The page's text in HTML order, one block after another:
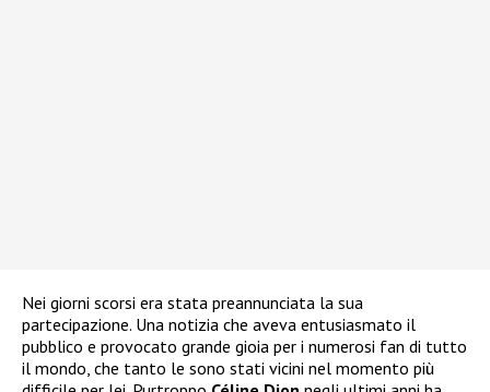
Nei giorni scorsi era stata preannunciata la sua
partecipazione. Una notizia che aveva entusiasmato il
pubblico e provocato grande gioia per i numerosi fan di tutto
il mondo, che tanto le sono stati vicini nel momento più